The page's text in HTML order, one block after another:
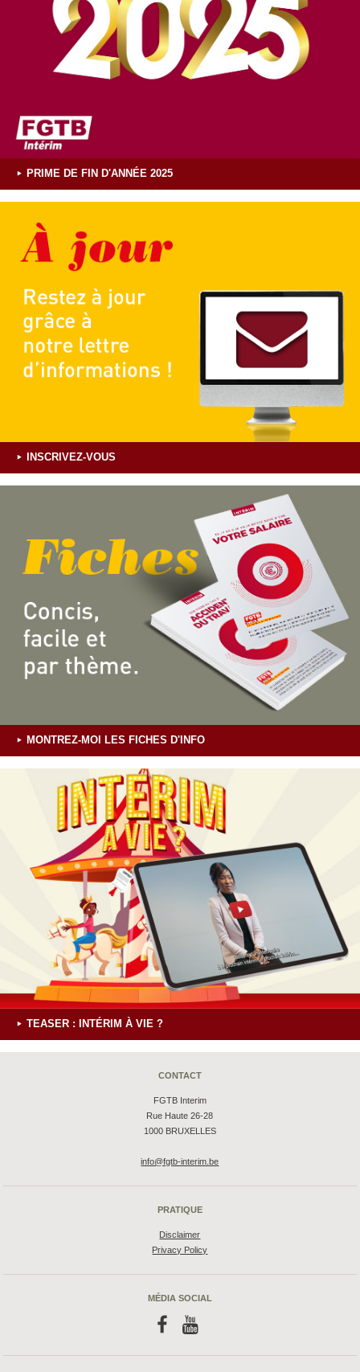
PRIME DE FIN D'ANNÉE 2025
INSCRIVEZ-VOUS
MONTREZ-MOI LES FICHES D'INFO
TEASER : INTÉRIM À VIE ?
CONTACT
FGTB Interim
Rue Haute 26-28
1000 BRUXELLES
info@fgtb-interim.be
PRATIQUE
Disclaimer
Privacy Policy
MÉDIA SOCIAL
f y